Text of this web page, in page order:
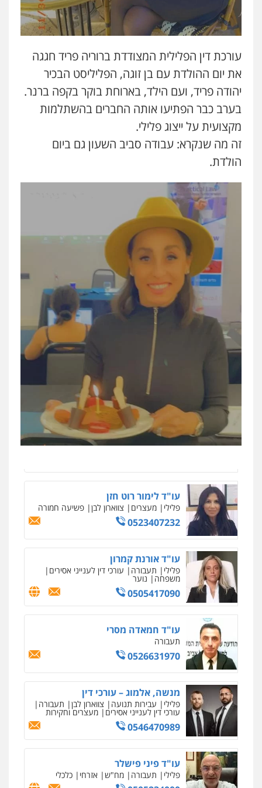
עורכת דין הפלילית המצודדת ברוריה פריד חגגה
את יום ההולדת עם בן זוגה, הפליליסט הבכיר
יהודה פריד, ועם הילד, בארוחת בוקר בקפה ברנר.
בערב כבר הפתיעו אותה החברים בהשתלמות
מקצועית על ייצוג פלילי.
זה מה שנקרא: עבודה סביב השעון גם ביום
הולדת.
עו"ד אורנת קמרון
פלילי תעבורה עורכי דין לענייני אסירים
משפחה
עו"ד חמאדה מסרי
תעבורה
0526631970
מנשה, אלמוג – עורכי דין
0546470989
עו"ד פיני פישלר
פלילי תעבורה מח"ש
0505234000
דוד בוחבוט – משרד עו"ד
פלילי פשיעה חמורה מעצרים צווארון לבן
0505542333
עו"ד עידית שינו-אמיתי
עורכי דין לענייני אסירים
חמורה מעצרים וחקירות
0507587013
עו"ד נס בן נתן
כלכלי פשיעה חמורה נוער
0505555110
עו"ד לימור רוט חזן
פלילי מעצרים צווארון לבן
0523407232
עו"ד אורנת קמרון
פלילי תעבורה עורכי דין לענייני אסירים
משפחה נוער
0505417090
עו"ד חמאדה מסרי
תעבורה
0526631970
מנשה, אלמוג – עורכי דין
פלילי עבירות תנועה צווארון לבן
עורכי דין לענייני אסירים מעצרים וחקירות
0546470989
עו"ד פיני פישלר
פלילי תעבורה מח"ש
0505234000
ניר קידר – צלם
דין
0504578527
רונן הלל – מוניטין
מחיקת כתבות מגוגל ודחיקת אזכורים
שליליים
שירותים מקצועיים לעורכי דין
אחסון אתרים
מקצועיים לעורכי דין
מרכז התחלה חדשה
אסירים עבירות מין
לעורכי דין